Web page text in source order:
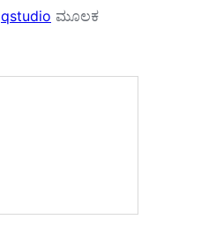
qstudio ಮೂಲಕ